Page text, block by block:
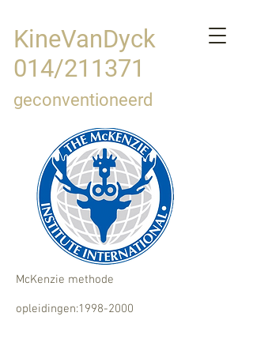
KineVanDyck
014/211371
geconventioneerd
McKenzie methode
opleidingen:1998-2000